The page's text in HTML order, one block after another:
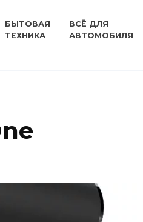
БЫТОВАЯ
ТЕХНИКА
ВСЁ ДЛЯ
АВТОМОБИЛЯ